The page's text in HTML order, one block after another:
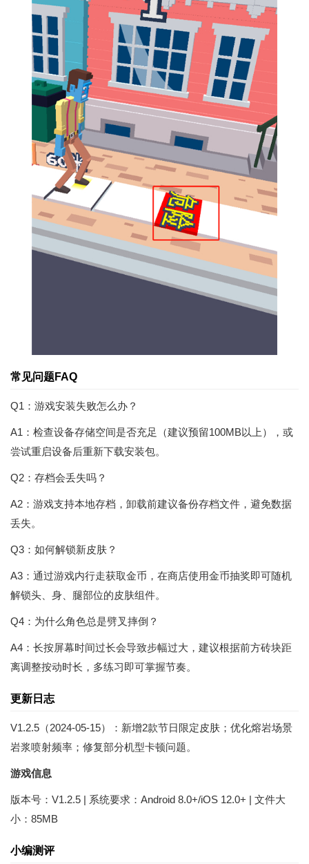
常见问题FAQ
Q1：游戏安装失败怎么办？
A1：检查设备存储空间是否充足（建议预留100MB以上），或
尝试重启设备后重新下载安装包。
Q2：存档会丢失吗？
A2：游戏支持本地存档，卸载前建议备份存档文件，避免数据
丢失。
Q3：如何解锁新皮肤？
A3：通过游戏内行走获取金币，在商店使用金币抽奖即可随机
解锁头、身、腿部位的皮肤组件。
Q4：为什么角色总是劈叉摔倒？
A4：长按屏幕时间过长会导致步幅过大，建议根据前方砖块距
离调整按动时长，多练习即可掌握节奏。
更新日志
V1.2.5（2024-05-15）：新增2款节日限定皮肤；优化熔岩场景
岩浆喷射频率；修复部分机型卡顿问题。
游戏信息
版本号：V1.2.5 | 系统要求：Android 8.0+/iOS 12.0+ | 文件大
小：85MB
小编测评